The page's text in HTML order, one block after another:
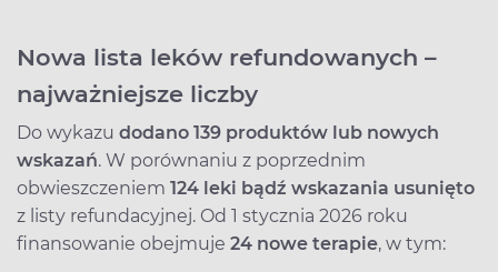
Nowa lista leków refundowanych –
najważniejsze liczby
Do wykazu dodano 139 produktów lub nowych
wskazań. W porównaniu z poprzednim
obwieszczeniem 124 leki bądź wskazania usunięto
z listy refundacyjnej. Od 1 stycznia 2026 roku
finansowanie obejmuje 24 nowe terapie, w tym: